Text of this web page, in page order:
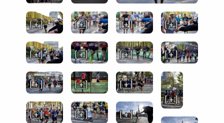
[ + ] [ + ] [ + ] [ + ]
[ + ] [ + ] [ + ] [ + ]
[ + ] [ + ]
[ + ]
[ + ]
[ + ]
[ + ]
[ + ]